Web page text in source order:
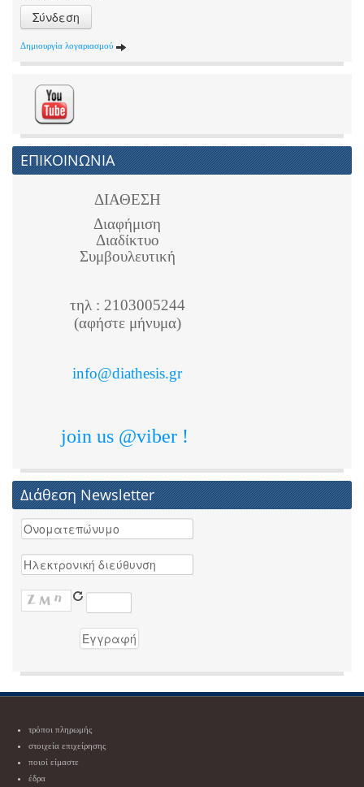
Σύνδεση
Δημιουργία λογαριασμού
ΕΠΙΚΟΙΝΩΝΙΑ
ΔΙΑΘΕΣΗ
Διαφήμιση
Διαδίκτυο
Συμβουλευτική
τηλ : 2103005244
(αφήστε μήνυμα)
info@diathesis.gr
join us @viber !
Διάθεση Newsletter
τρόποι πληρωμής
στοιχεία επιχείρησης
ποιοί είμαστε
έδρα